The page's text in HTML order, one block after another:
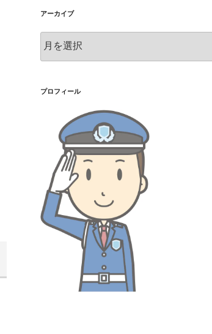
アーカイブ
ー
ブ
プロフィール